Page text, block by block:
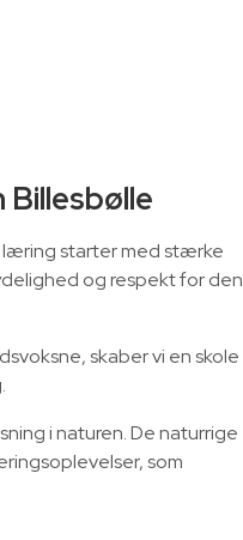
læring starter med stærke
og respekt for den
skaber vi en skole
i naturen. De naturrige
som